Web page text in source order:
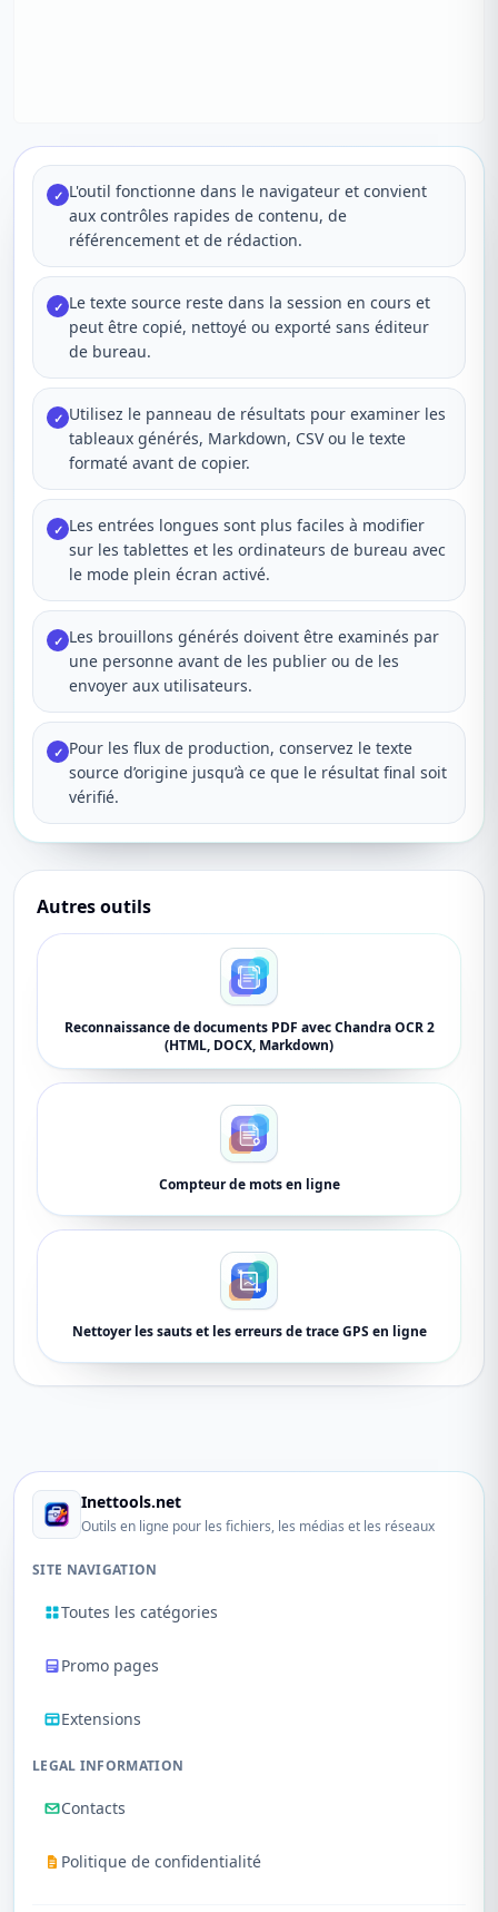
✓ L'outil fonctionne dans le navigateur et convient
aux contrôles rapides de contenu, de
référencement et de rédaction.
✓ Le texte source reste dans la session en cours et
peut être copié, nettoyé ou exporté sans éditeur
de bureau.
✓ Utilisez le panneau de résultats pour examiner les
tableaux générés, Markdown, CSV ou le texte
formaté avant de copier.
✓ Les entrées longues sont plus faciles à modifier
sur les tablettes et les ordinateurs de bureau avec
le mode plein écran activé.
✓ Les brouillons générés doivent être examinés par
une personne avant de les publier ou de les
envoyer aux utilisateurs.
✓ Pour les flux de production, conservez le texte
source d’origine jusqu’à ce que le résultat final soit
vérifié.
Autres outils
Reconnaissance de documents PDF avec Chandra OCR 2
(HTML, DOCX, Markdown)
Compteur de mots en ligne
Nettoyer les sauts et les erreurs de trace GPS en ligne
Inettools.net
Outils en ligne pour les fichiers, les médias et les réseaux
SITE NAVIGATION
Toutes les catégories
Promo pages
Extensions
LEGAL INFORMATION
Contacts
Politique de confidentialité